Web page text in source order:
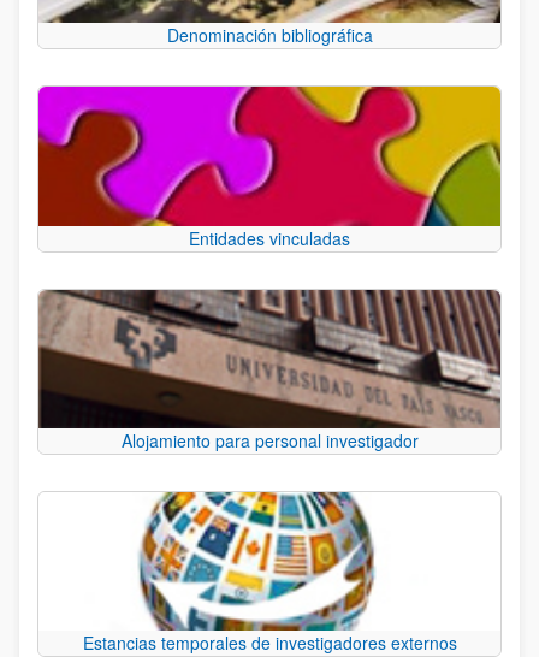
Denominación bibliográfica
Entidades vinculadas
Alojamiento para personal investigador
Estancias temporales de investigadores externos